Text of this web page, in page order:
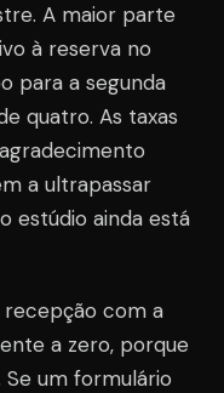
A maior parte
à reserva no
para a segunda
quatro. As taxas
a ultrapassar
estúdio ainda está
com a
a zero, porque
um formulário